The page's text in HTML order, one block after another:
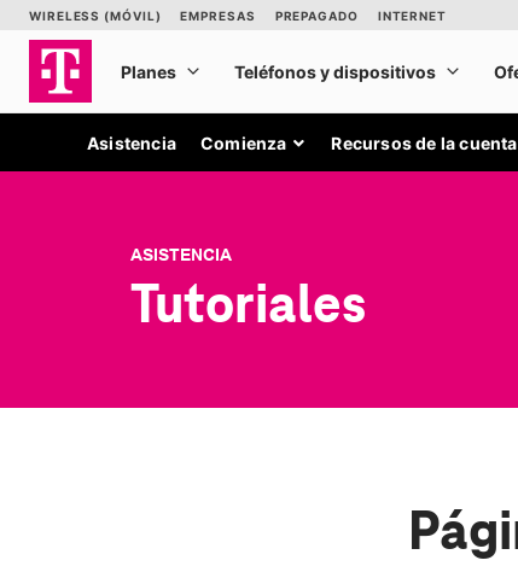
Asistencia Comienza Recursos de la cuenta
ASISTENCIA
Tutoriales